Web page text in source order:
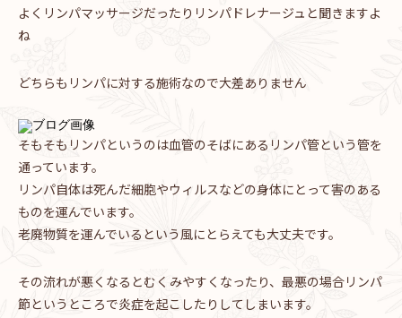
よくリンパマッサージだったりリンパドレナージュと聞きますよ
ね
どちらもリンパに対する施術なので大差ありません
そもそもリンパというのは血管のそばにあるリンパ管という管を
通っています。
リンパ自体は死んだ細胞やウィルスなどの身体にとって害のある
ものを運んでいます。
老廃物質を運んでいるという風にとらえても大丈夫です。
その流れが悪くなるとむくみやすくなったり、最悪の場合リンパ
節というところで炎症を起こしたりしてしまいます。